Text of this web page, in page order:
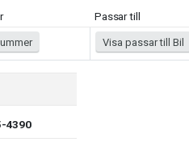
Passar till
Visa passar till Bil
4390